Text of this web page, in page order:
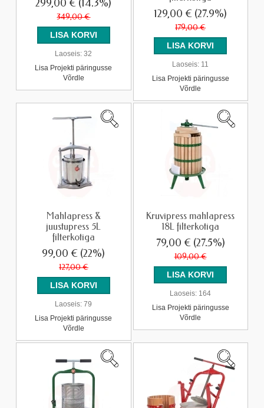
299,00 € (14.3%)
349,00 €
Laoseis: 32
Lisa Projekti päringusse
Võrdle
129,00 € (27.9%)
179,00 €
Laoseis: 11
Lisa Projekti päringusse
Võrdle
Mahlapress &
juustupress 5L
filterkotiga
99,00 € (22%)
127,00 €
Laoseis: 79
Lisa Projekti päringusse
Võrdle
Kruvipress mahlapress
18L filterkotiga
79,00 € (27.5%)
109,00 €
Laoseis: 164
Lisa Projekti päringusse
Võrdle